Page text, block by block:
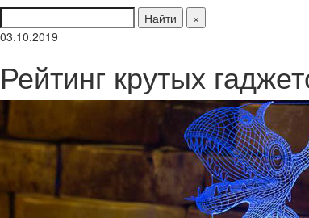
Найти
×
03.10.2019
Рейтинг крутых